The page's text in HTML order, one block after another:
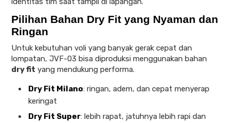
Pilihan Bahan Dry Fit yang Nyaman dan
Ringan
Untuk kebutuhan voli yang banyak gerak cepat dan
lompatan, JVF-03 bisa diproduksi menggunakan bahan
dry fit yang mendukung performa.
Dry Fit Milano: ringan, adem, dan cepat menyerap
keringat
Dry Fit Super: lebih rapat, jatuhnya lebih rapi dan